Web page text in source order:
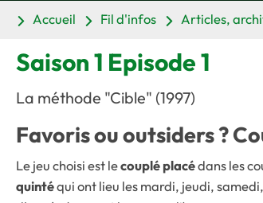
Accueil Fil d'infos Articles,
Saison 1 Episode 1
La méthode "Cible" (1997)
Favoris ou outsiders ?
Le jeu choisi est lecouplé placédans les
quintéqui ont lieu les mardi, jeudi,